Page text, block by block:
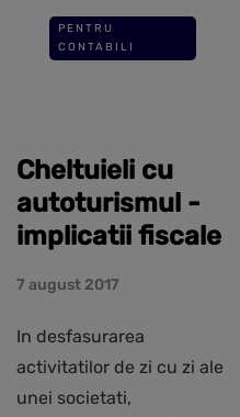
PENTRU
CONTABILI
Cheltuieli cu
autoturismul -
implicatii fiscale
7 august 2017
In desfasurarea
activitatilor de zi cu zi ale
unei societati,